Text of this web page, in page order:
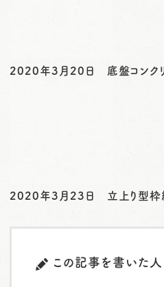
2020年3月20日 底盤コンク
2020年3月23日 立上り型枠
この記事を書いた